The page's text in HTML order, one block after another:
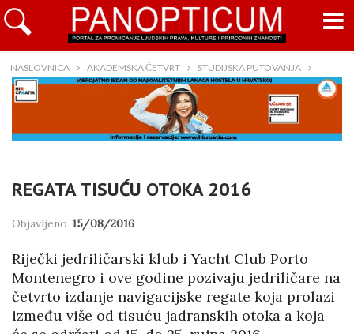
NASLOVNICA AKADEMSKA ČETVRT STUDIJSKA PUTOVANJA
REGATA TISUĆU OTOKA 2016
Objavljeno 15/08/2016
Riječki jedriličarski klub i Yacht Club Porto
Montenegro i ove godine pozivaju jedriličare na
četvrto izdanje navigacijske regate koja prolazi
između više od tisuću jadranskih otoka a koja